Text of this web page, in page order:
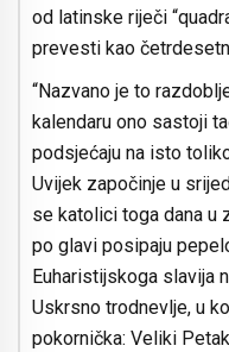
od latinske riječi
prevesti kao
“Nazvano je to
kalendaru ono sastoji
podsjećaju na isto
Uvijek započinje u
se katolici toga dana u
po glavi posipaju
Euharistijskoga slavija
Uskrsno trodnevlje, u
pokornička: Veliki